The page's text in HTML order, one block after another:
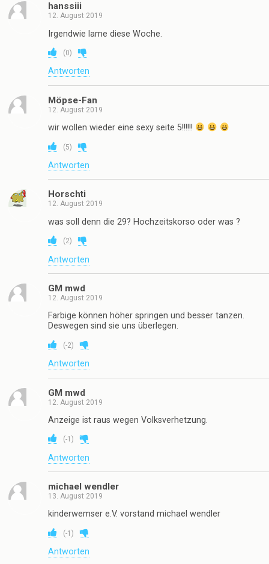
hanssiii
12. August 2019
Irgendwie lame diese Woche.
(0)
Antworten
Möpse-Fan
12. August 2019
wir wollen wieder eine sexy seite 5!!!!!!
(5)
Antworten
Horschti
12. August 2019
was soll denn die 29? Hochzeitskorso oder was ?
(2)
Antworten
GM mwd
12. August 2019
Farbige können höher springen und besser tanzen.
Deswegen sind sie uns überlegen.
(-2)
Antworten
GM mwd
12. August 2019
Anzeige ist raus wegen Volksverhetzung.
(-1 )
Antworten
michael wendler
13. August 2019
kinderwemser e.V. vorstand michael wendler
(-1 )
Antworten